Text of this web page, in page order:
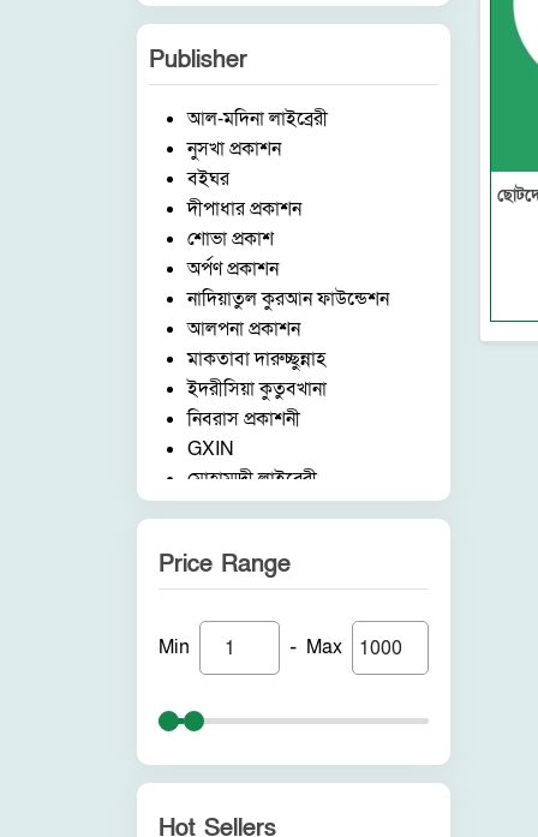
Publisher
আল-মদিনা লাইব্রেরী
নুসখা প্রকাশন
বইঘর
দীপাধার প্রকাশন
শোভা প্রকাশ
অর্পণ প্রকাশন
নাদিয়াতুল কুরআন ফাউন্ডেশন
আলপনা প্রকাশন
মাকতাবা দারুচ্ছুন্নাহ
ইদরীসিয়া কুতুবখানা
নিবরাস প্রকাশনী
GXIN
মোহাম্মদী লাইব্রেরী
নাদিয়াতুল কুরআন ফাউন্ডেশন
আকীল পাবলিকেশন
নন ব্র্যান্ড
পুনরায় প্রকাশন
হাকীমুল উম্মত প্রকাশনী
সীরাহ প্রকাশ
Price Range
Min - Max
Hot Sellers